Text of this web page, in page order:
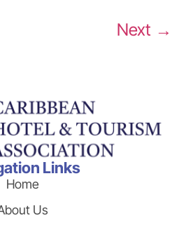
Next →
Links
Home
Us